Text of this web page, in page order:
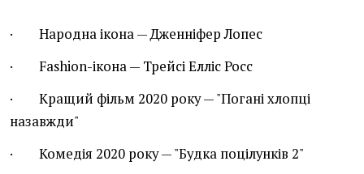
· Народна ікона — Дженніфер Лопес
· Fashion-ікона — Трейсі Елліс Росс
· Кращий фільм 2020 року — "Погані хлопці
назавжди"
· Комедія 2020 року — "Будка поцілунків 2"